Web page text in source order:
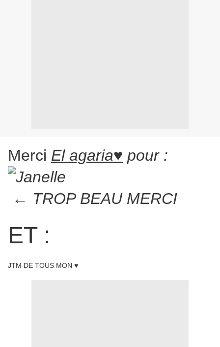
Merci El agaria♥ pour :
← TROP BEAU MERCI
ET :
JTM DE TOUS MON ♥